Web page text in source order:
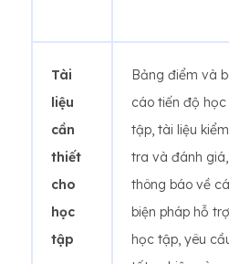
Tài
liệu
cần
thiết
cho
học
tập
Bảng điểm và
cáo tiến độ học
tập, tài liệu kiểm
tra và đánh giá,
thông báo về
biện pháp hỗ trợ
học tập, yêu